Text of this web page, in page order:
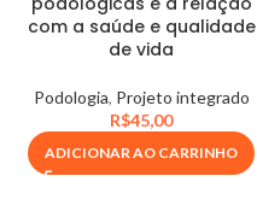
com a saúde e qualidade
de vida
Podologia, Projeto integrado
R$45,00
ADICIONAR AO CARRINHO